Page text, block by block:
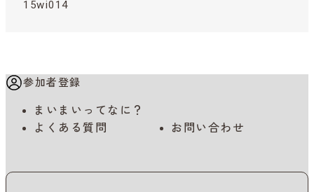
15wi014
参加者登録
まいまいってなに？
よくある質問
お問い合わせ